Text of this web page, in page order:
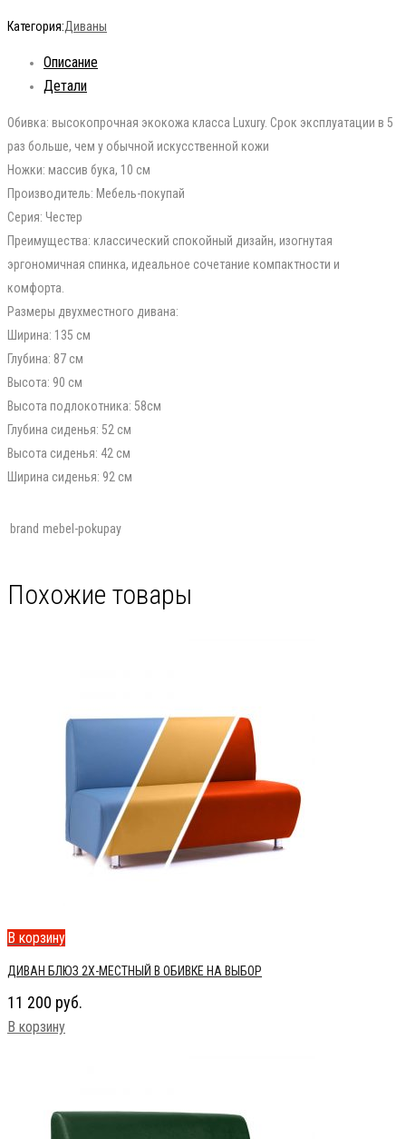
Категория:Диваны
Описание
Детали
Обивка: высокопрочная экокожа класса Luxury. Срок эксплуатации в 5
раз больше, чем у обычной искусственной кожи
Ножки: массив бука, 10 см
Производитель: Мебель-покупай
Серия: Честер
Преимущества: классический спокойный дизайн, изогнутая
эргономичная спинка, идеальное сочетание компактности и
комфорта.
Размеры двухместного дивана:
Ширина: 135 см
Глубина: 87 см
Высота: 90 см
Высота подлокотника: 58см
Глубина сиденья: 52 см
Высота сиденья: 42 см
Ширина сиденья: 92 см
brand mebel-pokupay
Похожие товары
В корзину
ДИВАН БЛЮЗ 2Х-МЕСТНЫЙ В ОБИВКЕ НА ВЫБОР
11 200 руб.
В корзину